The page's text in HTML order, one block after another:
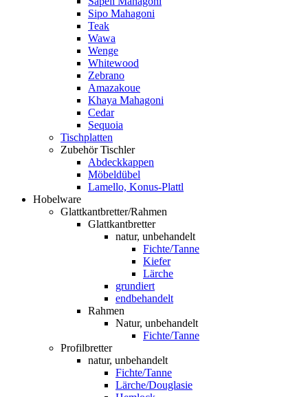
Sipo Mahagoni
Teak
Wawa
Wenge
Whitewood
Zebrano
Amazakoue
Khaya Mahagoni
Cedar
Sequoia
Tischplatten
Zubehör Tischler
Abdeckkappen
Möbeldübel
Lamello, Konus-Plattl
Hobelware
Glattkantbretter/Rahmen
Glattkantbretter
natur, unbehandelt
Fichte/Tanne
Kiefer
Lärche
grundiert
endbehandelt
Rahmen
Natur, unbehandelt
Fichte/Tanne
Profilbretter
natur, unbehandelt
Fichte/Tanne
Lärche/Douglasie